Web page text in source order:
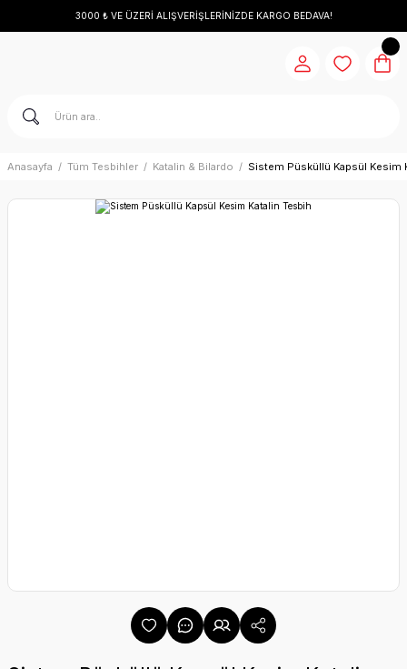
3000 ₺ VE ÜZERİ ALIŞVERİŞLERİNİZDE KARGO BEDAVA!
Anasayfa Tüm Tesbihler Katalin & Bilardo Sistem Püsküllü Kapsül Kesim